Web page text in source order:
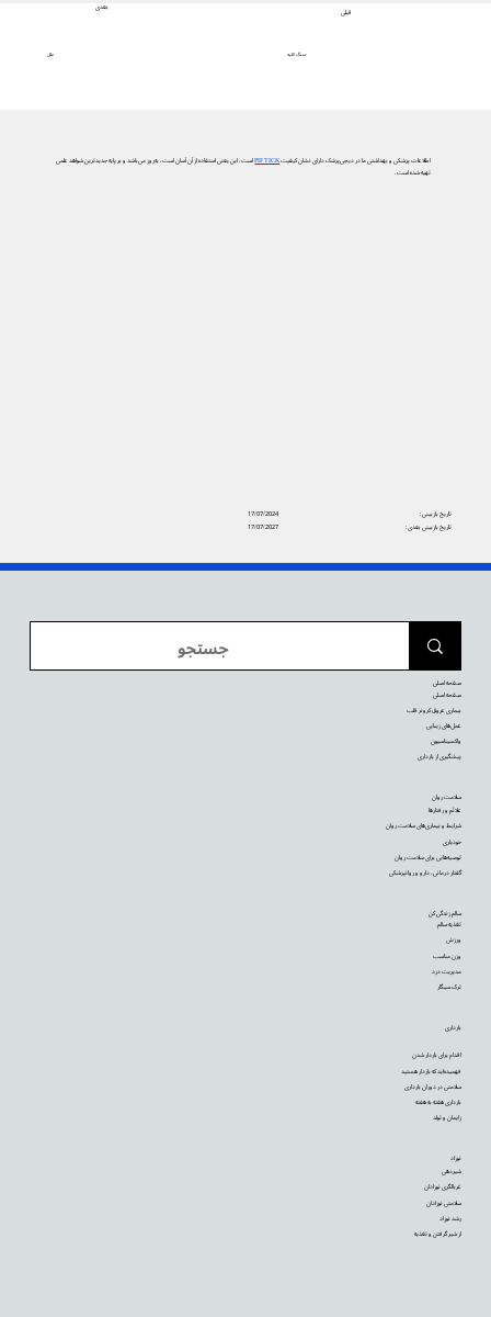
علل
بعدی
سنگ کلیه
قبلی
اطلاعات پزشکی و بهداشتی ما در دیجی‌پزشک دارای نشان کیفیتPIF TICKاست. این یعنی استفاده از آن آسان است، به‌روز می‌باشد و بر پایه جدیدترین شواهد علمی
تهیه شده است.
17/07/2024
تاریخ بازبینی:
17/07/2027
تاریخ بازبینی بعدی:
نوزاد
شیردهی
غربالگری نوزادان
سلامتی نوزادان
رشد نوزاد
از شیر گرفتن و تغذیه
بارداری
اقدام برای باردار شدن
فهمیده‌اید که باردار هستید
سلامتی در دوران بارداری
بارداری هفته به هفته
زایمان و تولد
سالم زندگی کن
تغذیه سالم
ورزش
وزن مناسب
مدیریت درد
ترک سیگار
سلامت روان
علائم و رفتارها
شرایط و بیماری‌های سلامت روان
خودیاری
توصیه‌‌هایی برای سلامت روان
گفتار درمانی، دارو و روانپزشکی
صفحه اصلی
صفحه اصلی
بیماری عروق کرونر قلب
عمل‌های زیبایی
واکسیناسیون
پیشگیری از بارداری